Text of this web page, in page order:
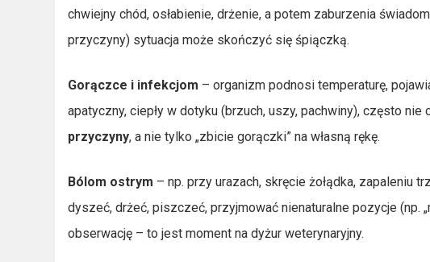
chwiejny chód, osłabienie, drżenie, a potem zaburzenia
przyczyny) sytuacja może skończyć się śpiączką.
Gorączce i infekcjom – organizm podnosi temperaturę,
apatyczny, ciepły w dotyku (brzuch, uszy, pachwiny), często nie
przyczyny, a nie tylko „zbicie gorączki” na własną rękę.
Bólom ostrym – np. przy urazach, skręcie żołądka, zapaleniu
dyszeć, drżeć, piszczeć, przyjmować nienaturalne pozycje (np.
obserwację – to jest moment na dyżur weterynaryjny.